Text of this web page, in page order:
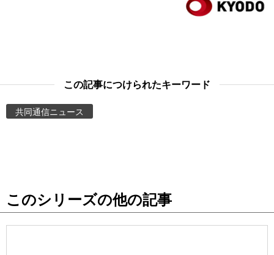
お知らせ
この記事につけられたキーワード
共同通信ニュース
このシリーズの他の記事